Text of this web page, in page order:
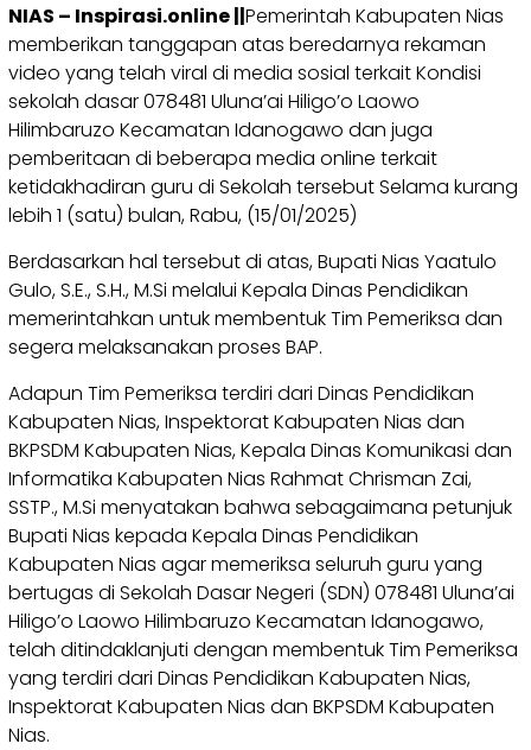
NIAS – Inspirasi.online ||Pemerintah Kabupaten Nias
memberikan tanggapan atas beredarnya rekaman
video yang telah viral di media sosial terkait Kondisi
sekolah dasar 078481 Uluna’ai Hiligo’o Laowo
Hilimbaruzo Kecamatan Idanogawo dan juga
pemberitaan di beberapa media online terkait
ketidakhadiran guru di Sekolah tersebut Selama kurang
lebih 1 (satu) bulan, Rabu, (15/01/2025)
Berdasarkan hal tersebut di atas, Bupati Nias Yaatulo
Gulo, S.E., S.H., M.Si melalui Kepala Dinas Pendidikan
memerintahkan untuk membentuk Tim Pemeriksa dan
segera melaksanakan proses BAP.
Adapun Tim Pemeriksa terdiri dari Dinas Pendidikan
Kabupaten Nias, Inspektorat Kabupaten Nias dan
BKPSDM Kabupaten Nias, Kepala Dinas Komunikasi dan
Informatika Kabupaten Nias Rahmat Chrisman Zai,
SSTP., M.Si menyatakan bahwa sebagaimana petunjuk
Bupati Nias kepada Kepala Dinas Pendidikan
Kabupaten Nias agar memeriksa seluruh guru yang
bertugas di Sekolah Dasar Negeri (SDN) 078481 Uluna’ai
Hiligo’o Laowo Hilimbaruzo Kecamatan Idanogawo,
telah ditindaklanjuti dengan membentuk Tim Pemeriksa
yang terdiri dari Dinas Pendidikan Kabupaten Nias,
Inspektorat Kabupaten Nias dan BKPSDM Kabupaten
Nias.